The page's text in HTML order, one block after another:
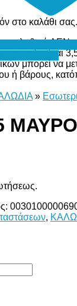
στο καλάθι σας.
καλαθιού ΔΕΝ
το οποίο είναι
μπορεί να
ή βάρους,
»
ΜΑΥΡΟ
,